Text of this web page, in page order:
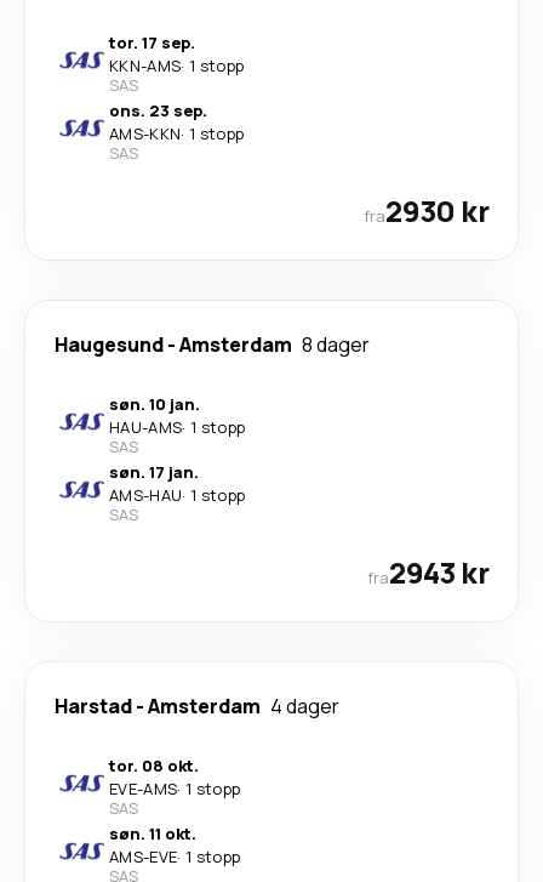
tor. 17 sep.
KKN-AMS· 1 stopp
SAS
ons. 23 sep.
AMS-KKN· 1 stopp
SAS
fra2930 kr
Haugesund-Amsterdam 8 dager
søn. 10 jan.
HAU-AMS· 1 stopp
SAS
søn. 17 jan.
AMS-HAU· 1 stopp
SAS
fra2943 kr
Harstad-Amsterdam 4 dager
tor. 08 okt.
EVE-AMS· 1 stopp
SAS
søn. 11 okt.
AMS-EVE· 1 stopp
SAS